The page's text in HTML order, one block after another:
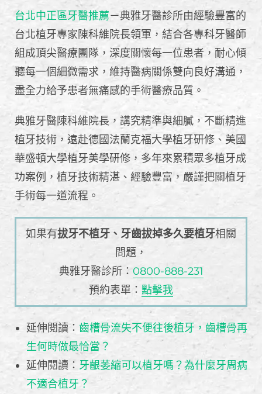
台北中正區牙醫推薦－典雅牙醫診所由經驗豐富的
台北植牙專家陳科維院長領軍，結合各專科牙醫師
組成頂尖醫療團隊，深度關懷每一位患者，耐心傾
聽每一個細微需求，維持醫病關係雙向良好溝通，
盡全力給予患者無痛感的手術醫療品質。
典雅牙醫陳科維院長，講究精準與細膩，不斷精進
植牙技術，遠赴德國法蘭克福大學植牙研修、美國
華盛頓大學植牙美學研修，多年來累積眾多植牙成
功案例，植牙技術精湛、經驗豐富，嚴謹把關植牙
手術每一道流程。
如果有拔牙不植牙、牙齒拔掉多久要植牙相關
問題，
典雅牙醫診所： 0800-888-231
預約表單： 點擊我
延伸閱讀： 齒槽骨流失不便往後植牙，齒槽骨再
生何時做最恰當？
延伸閱讀： 牙齦萎縮可以植牙嗎？為什麼牙周病
不適合植牙？